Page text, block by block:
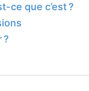
ce que c’est ?
?